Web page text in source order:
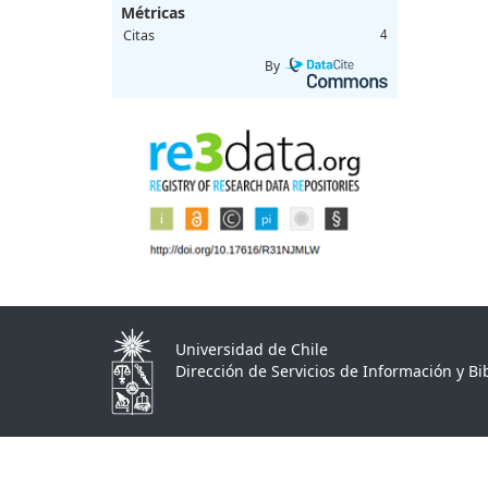
Métricas
Citas 4
By
Universidad de Chile
Dirección de Servicios de Información y